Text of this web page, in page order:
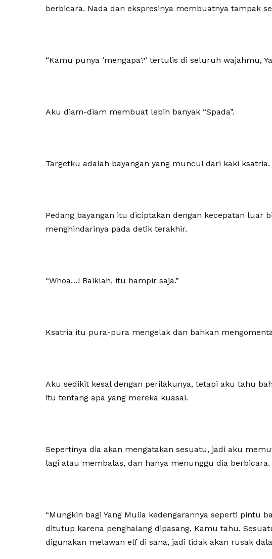
berbicara. Nada dan ekspresinya membuatnya tampak
“Kamu punya ‘mengapa?’ tertulis di seluruh wajahmu,
Aku diam-diam membuat lebih banyak “Spada”.
Targetku adalah bayangan yang muncul dari kaki ksatria.
Pedang bayangan itu diciptakan dengan kecepatan luar
menghindarinya pada detik terakhir.
“Whoa…! Baiklah, itu hampir saja.”
Ksatria itu pura-pura mengelak dan bahkan
Aku sedikit kesal dengan perilakunya, tetapi aku tahu
itu tentang apa yang mereka kuasai.
Sepertinya dia akan mengatakan sesuatu, jadi aku
lagi atau membalas, dan hanya menunggu dia berbicara.
“Mungkin bagi Yang Mulia kedengarannya seperti pintu
ditutup karena penghalang dipasang, Kamu tahu.
digunakan melawan elf di sana, jadi tidak akan rusak